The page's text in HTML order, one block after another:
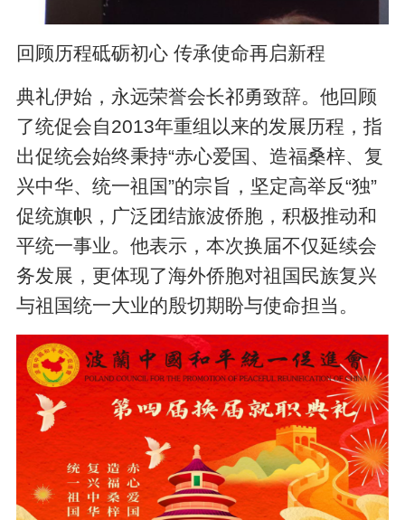
回顾历程砥砺初心 传承使命再启新程
典礼伊始，永远荣誉会长祁勇致辞。他回顾
了统促会自2013年重组以来的发展历程，指
出促统会始终秉持“赤心爱国、造福桑梓、复
兴中华、统一祖国”的宗旨，坚定高举反“独”
促统旗帜，广泛团结旅波侨胞，积极推动和
平统一事业。他表示，本次换届不仅延续会
务发展，更体现了海外侨胞对祖国民族复兴
与祖国统一大业的殷切期盼与使命担当。